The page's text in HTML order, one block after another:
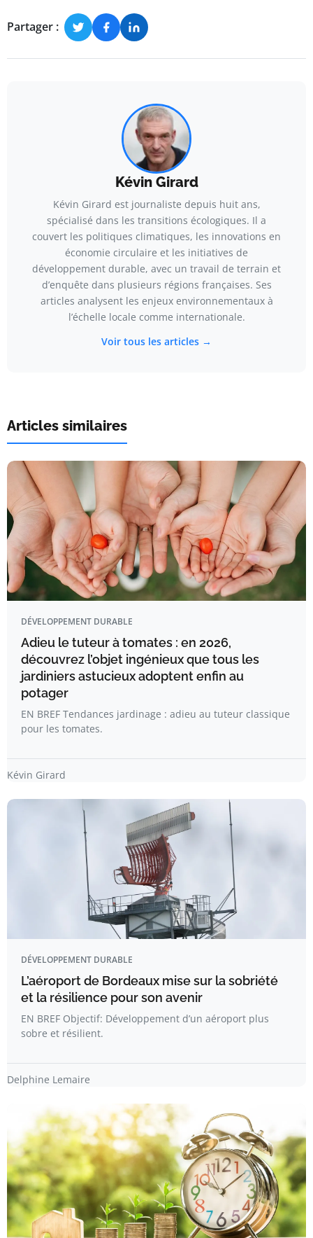
Partager :
Kévin Girard
Kévin Girard est journaliste depuis huit ans,
spécialisé dans les transitions écologiques. Il a
couvert les politiques climatiques, les innovations en
économie circulaire et les initiatives de
développement durable, avec un travail de terrain et
d’enquête dans plusieurs régions françaises. Ses
articles analysent les enjeux environnementaux à
l’échelle locale comme internationale.
Voir tous les articles →
Articles similaires
DÉVELOPPEMENT DURABLE
Adieu le tuteur à tomates : en 2026,
découvrez l’objet ingénieux que tous les
jardiniers astucieux adoptent enfin au
potager
EN BREF Tendances jardinage : adieu au tuteur classique
pour les tomates.
Kévin Girard
DÉVELOPPEMENT DURABLE
L’aéroport de Bordeaux mise sur la sobriété
et la résilience pour son avenir
EN BREF Objectif: Développement d’un aéroport plus
sobre et résilient.
Delphine Lemaire